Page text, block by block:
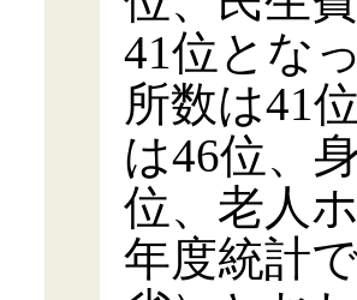
41位とな
所数は41
は46位、
位、老人
年度統計